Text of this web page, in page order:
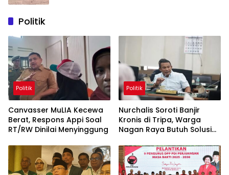
Politik
Politik
Canvasser MuLIA Kecewa
Berat, Respons Appi Soal
RT/RW Dinilai Menyinggung
Politik
Nurchalis Soroti Banjir
Kronis di Tripa, Warga
Nagan Raya Butuh Solusi